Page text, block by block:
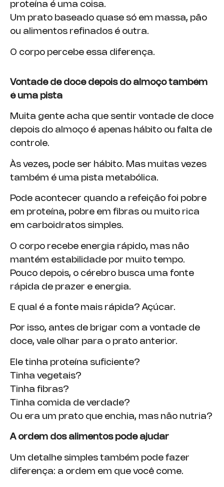
proteína é uma coisa.
Um prato baseado quase só em massa, pão
ou alimentos refinados é outra.
O corpo percebe essa diferença.
Vontade de doce depois do almoço também
é uma pista
Muita gente acha que sentir vontade de doce
depois do almoço é apenas hábito ou falta de
controle.
Às vezes, pode ser hábito. Mas muitas vezes
também é uma pista metabólica.
Pode acontecer quando a refeição foi pobre
em proteína, pobre em fibras ou muito rica
em carboidratos simples.
O corpo recebe energia rápido, mas não
mantém estabilidade por muito tempo.
Pouco depois, o cérebro busca uma fonte
rápida de prazer e energia.
E qual é a fonte mais rápida? Açúcar.
Por isso, antes de brigar com a vontade de
doce, vale olhar para o prato anterior.
Ele tinha proteína suficiente?
Tinha vegetais?
Tinha fibras?
Tinha comida de verdade?
Ou era um prato que enchia, mas não nutria?
A ordem dos alimentos pode ajudar
Um detalhe simples também pode fazer
diferença: a ordem em que você come.